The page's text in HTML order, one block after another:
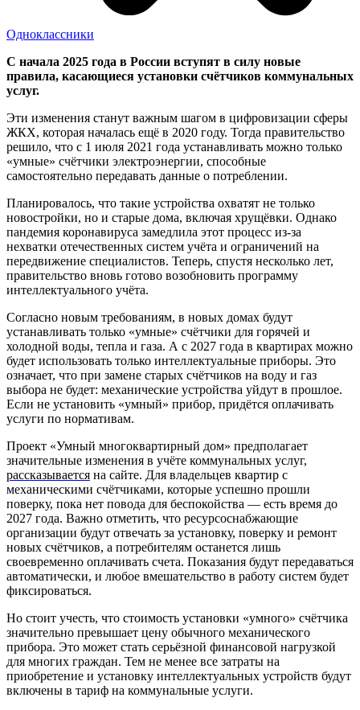
Одноклассники
С начала 2025 года в России вступят в силу новые
правила, касающиеся установки счётчиков коммунальных
услуг.
Эти изменения станут важным шагом в цифровизации сферы
ЖКХ, которая началась ещё в 2020 году. Тогда правительство
решило, что с 1 июля 2021 года устанавливать можно только
«умные» счётчики электроэнергии, способные
самостоятельно передавать данные о потреблении.
Планировалось, что такие устройства охватят не только
новостройки, но и старые дома, включая хрущёвки. Однако
пандемия коронавируса замедлила этот процесс из-за
нехватки отечественных систем учёта и ограничений на
передвижение специалистов. Теперь, спустя несколько лет,
правительство вновь готово возобновить программу
интеллектуального учёта.
Согласно новым требованиям, в новых домах будут
устанавливать только «умные» счётчики для горячей и
холодной воды, тепла и газа. А с 2027 года в квартирах можно
будет использовать только интеллектуальные приборы. Это
означает, что при замене старых счётчиков на воду и газ
выбора не будет: механические устройства уйдут в прошлое.
Если не установить «умный» прибор, придётся оплачивать
услуги по нормативам.
Проект «Умный многоквартирный дом» предполагает
значительные изменения в учёте коммунальных услуг,
рассказывается на сайте. Для владельцев квартир с
механическими счётчиками, которые успешно прошли
поверку, пока нет повода для беспокойства — есть время до
2027 года. Важно отметить, что ресурсоснабжающие
организации будут отвечать за установку, поверку и ремонт
новых счётчиков, а потребителям останется лишь
своевременно оплачивать счета. Показания будут передаваться
автоматически, и любое вмешательство в работу систем будет
фиксироваться.
Но стоит учесть, что стоимость установки «умного» счётчика
значительно превышает цену обычного механического
прибора. Это может стать серьёзной финансовой нагрузкой
для многих граждан. Тем не менее все затраты на
приобретение и установку интеллектуальных устройств будут
включены в тариф на коммунальные услуги.